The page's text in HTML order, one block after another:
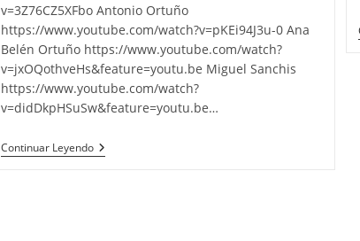
v=3Z76CZ5XFbo Antonio Ortuño
https://www.youtube.com/watch?v=pKEi94J3u-0 Ana
Belén Ortuño https://www.youtube.com/watch?
v=jxOQothveHs&feature=youtu.be Miguel Sanchis
https://www.youtube.com/watch?
v=didDkpHSuSw&feature=youtu.be…
Continuar LeyendoActividad
14-